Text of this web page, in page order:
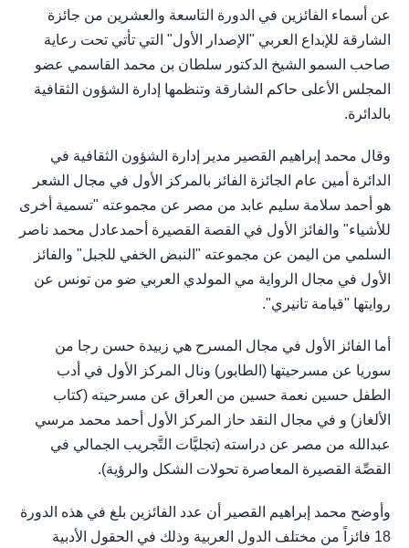
عن أسماء الفائزين في الدورة التاسعة والعشرين من جائزة
الشارقة للإبداع العربي "الإصدار الأول" التي تأتي تحت رعاية
صاحب السمو الشيخ الدكتور سلطان بن محمد القاسمي عضو
المجلس الأعلى حاكم الشارقة وتنظمها إدارة الشؤون الثقافية
بالدائرة.
وقال محمد إبراهيم القصير مدير إدارة الشؤون الثقافية في
الدائرة أمين عام الجائزة الفائز بالمركز الأول في مجال الشعر
هو أحمد سلامة سليم عابد من مصر عن مجموعته "تسمية أخرى
للأشياء" والفائز الأول في القصة القصيرة أحمدعادل محمد ناصر
السلمي من اليمن عن مجموعته "النبض الخفي للجبل" والفائز
الأول في مجال الرواية مي المولدي العربي ضو من تونس عن
روايتها "قيامة تانيري".
أما الفائز الأول في مجال المسرح هي زبيدة حسن رجا من
سوريا عن مسرحيتها (الطابور) ونال المركز الأول في أدب
الطفل حسين نعمة حسين من العراق عن مسرحيته (كتاب
الألغاز) و في مجال النقد حاز المركز الأول أحمد محمد مرسي
عبدالله من مصر عن دراسته (تجليَّات التَّجريب الجمالي في
القصِّة القصيرة المعاصرة تحولات الشكل والرؤية).
وأوضح محمد إبراهيم القصير أن عدد الفائزين بلغ في هذه الدورة
18 فائزاً من مختلف الدول العربية وذلك في الحقول الأدبية